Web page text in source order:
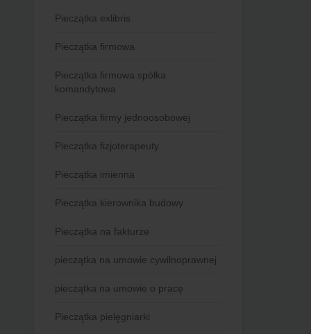
Pieczątka exlibris
Pieczątka firmowa
Pieczątka firmowa spółka
komandytowa
Pieczątka firmy jednoosobowej
Pieczątka fizjoterapeuty
Pieczątka imienna
Pieczątka kierownika budowy
Pieczątka na fakturze
pieczątka na umowie cywilnoprawnej
pieczątka na umowie o pracę
Pieczątka pielęgniarki